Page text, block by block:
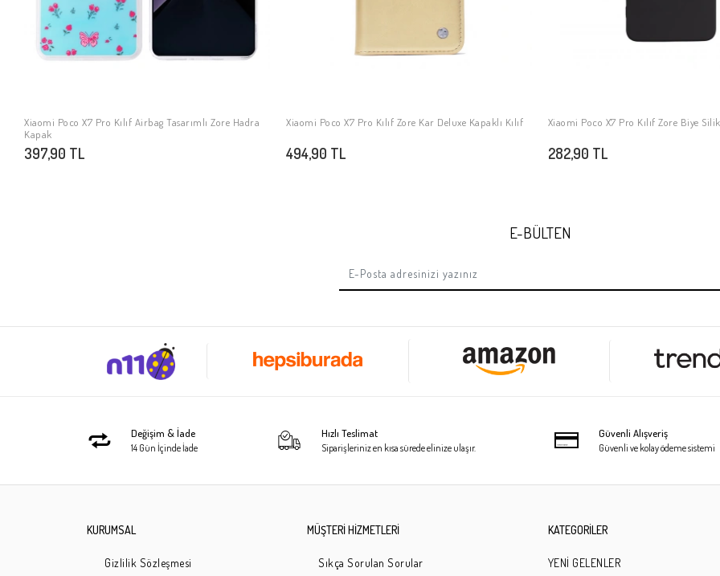
SEPETE EKLE
Xiaomi Poco X7 Pro Kılıf Airbag Tasarımlı Zore Hadra
Kapak
397,90 TL
SEPETE EKLE
Xiaomi Poco X7 Pro Kılıf Zore Kar Deluxe Kapaklı Kılıf
494,90 TL
SEPETE EKLE
Xiaomi Poco X7 Pro Kılıf Zore Biye
282,90 TL
E-BÜLTEN
Değişim & İade
14 Gün İçinde İade
Hızlı Teslimat
Siparişleriniz en kısa sürede elinize ulaşır.
Güvenli Alışveriş
Güvenli ve kolay ödeme sistemi
KURUMSAL
Gizlilik Sözleşmesi
MÜŞTERİ HİZMETLERİ
Sıkça Sorulan Sorular
KATEGORİLER
YENİ GELENLER